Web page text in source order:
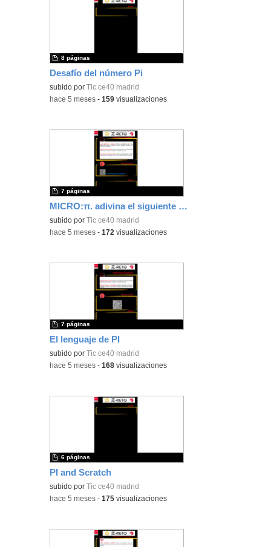
Desafío del número Pi
subido por Tic ce40 madrid
8 páginas
-hace 5 meses -159 visualizaciones
MICRO:π. adivina el siguiente dígito de PI
subido por Tic ce40 madrid
7 páginas
-hace 5 meses -172 visualizaciones
El lenguaje de PI
subido por Tic ce40 madrid
7 páginas
-hace 5 meses -168 visualizaciones
PI and Scratch
subido por Tic ce40 madrid
6 páginas
-hace 5 meses -175 visualizaciones